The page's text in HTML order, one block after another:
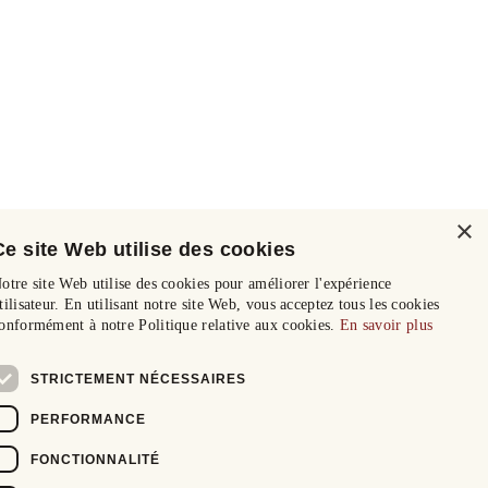
×
site Web utilise des cookies
site Web utilise des cookies pour améliorer l'expérience
En utilisant notre site Web, vous acceptez tous les cookies
à notre Politique relative aux cookies. En savoir plus
STRICTEMENT NÉCESSAIRES
PERFORMANCE
FONCTIONNALITÉ